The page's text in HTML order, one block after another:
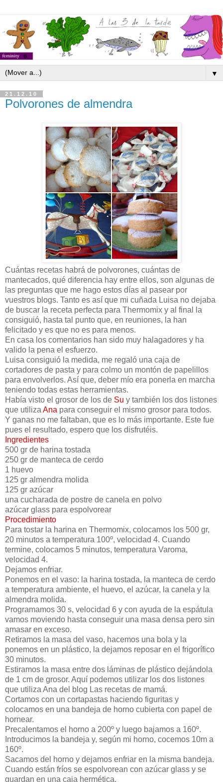
▼
21.12.10
Polvorones de almendra
Cuántas recetas habrá de polvorones, cuántas de
mantecados, qué diferencia hay entre ellos, son algunas de
las preguntas que me hago estos días al pasear por
vuestros blogs. Tanto es así que mi cuñada Luisa no dejaba
de buscar la receta perfecta para Thermomix y al final la
consiguió, hasta tal punto que, en reuniones, la han
felicitado y es que no es para menos.
En casa los comentarios han sido muy halagadores y ha
valido la pena el esfuerzo.
Luisa consiguió la medida, me regaló una caja de
cortadores de pasta y para colmo un montón de papelillos
para envolverlos. Así que, deber mío era ponerla en marcha
teniendo todas estas herramientas.
Había visto el grosor de los de Su y también los dos listones
que utiliza Ana para conseguir el mismo grosor para todos.
Y ganas no me faltaban, que es lo más importante. Este fue
pues el resultado, espero que los disfrutéis.
Ingredientes
500 gr de harina tostada
250 gr de manteca de cerdo
1 huevo
125 gr almendra molida
125 gr azúcar
una cucharada de postre de canela en polvo
azúcar glass para espolvorear
Procedimiento
Para tostar la harina en Thermomix, colocamos los 500 gr,
20 minutos a temperatura 100º, velocidad 4. Cuando
termine, colocamos 5 minutos, temperatura Varoma,
velocidad 4.
Dejamos enfriar.
Ponemos en el vaso: la harina tostada, la manteca de cerdo
a temperatura ambiente, el huevo, el azúcar, la canela y la
almendra molida.
Programamos 30 s, velocidad 6 y con ayuda de la espátula
vamos moviendo hasta conseguir una masa densa pero sin
amasar en exceso.
Retiramos la masa del vaso, hacemos una bola y la
ponemos en un plástico, la dejamos reposar en el frigorífico
30 minutos.
Estiramos la masa entre dos láminas de plástico dejándola
de 1 cm de grosor. Aquí podemos utilizar los dos listones
que utiliza Ana del blog Las recetas de mamá.
Cortamos con un cortapastas haciendo figuritas y
colocamos en una bandeja de horno cubierta con papel de
hornear.
Precalentamos el horno a 200º y luego bajamos a 160º.
Introducimos la bandeja y, según mi horno, cocemos 10m a
160º.
Sacamos del horno y dejamos enfriar en la misma bandeja.
Cuando están fríos se espolvorean con azúcar glass y se
guardan en una caja hermética.